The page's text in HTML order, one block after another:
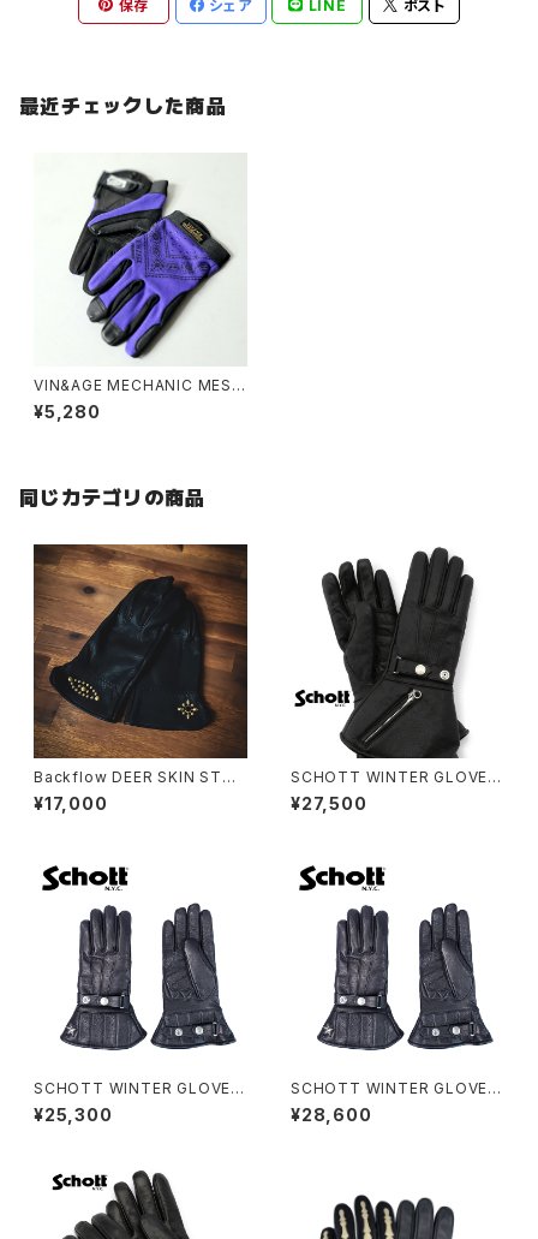
保存 シェア LINE ポスト
最近チェックした商品
VIN&AGE MECHANIC MESH
GLOVE
¥5,280
同じカテゴリの商品
Backflow DEER SKIN STUD
S GLOVE
¥17,000
SCHOTT WINTER GLOVE L
ONG
¥27,500
SCHOTT WINTER GLOVE
MID
¥25,300
SCHOTT WINTER GLOVE
MID
¥28,600